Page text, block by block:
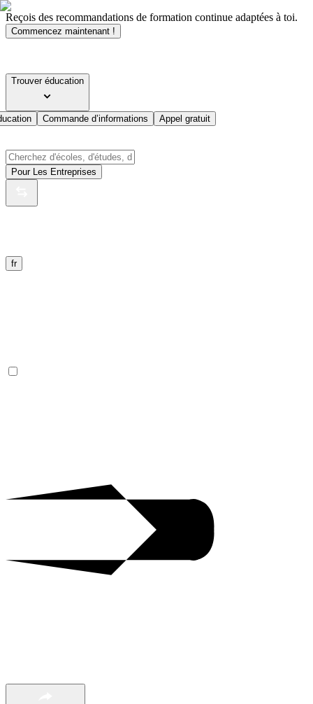
Reçois des recommandations de formation continue adaptées à toi.
Commencez maintenant !
Trouver éducation
Commande d’informations Appel gratuit
Pour Les Entreprises
fr